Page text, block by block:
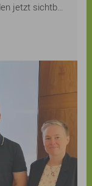
jetzt sichtbar
herzlich
Ofleiden